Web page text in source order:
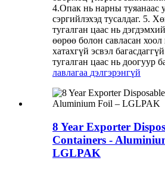
4.Опак нь нарны туяанаас
сэргийлэхэд тусалдаг. 5.
тугалган цаас нь
өөрөө болон савласан хоол
хатахгүй эсвэл
тугалган цаас нь доогуур
лавлагаа дэлгэрэнгүй
8 Year Exporter
Containers -
LGLPAK